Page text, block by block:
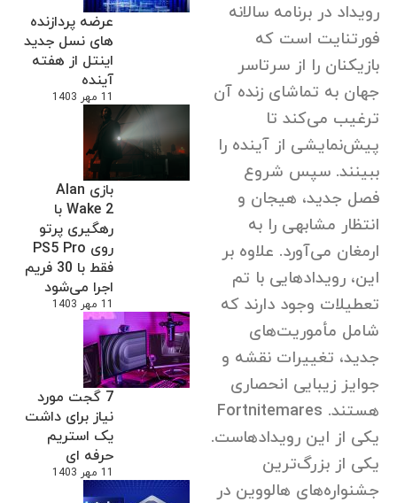
عرضه پردازنده
های نسل جدید
اینتل از هفته
آینده
11 مهر 1403
بازی Alan
Wake 2 با
رهگیری پرتو
روی PS5 Pro
فقط با 30 فریم
اجرا می‌شود
11 مهر 1403
7 گجت مورد
نیاز برای داشت
یک استریم
حرفه ای
11 مهر 1403
رویداد در برنامه سالانه
فورتنایت است که
بازیکنان را از سرتاسر
جهان به تماشای زنده آن
ترغیب می‌کند تا
پیش‌نمایشی از آینده را
ببینند. سپس شروع
فصل جدید، هیجان و
انتظار مشابهی را به
ارمغان می‌آورد. علاوه بر
این، رویدادهایی با تم
تعطیلات وجود دارند که
شامل مأموریت‌های
جدید، تغییرات نقشه و
جوایز زیبایی انحصاری
هستند. Fortnitemares
یکی از این رویدادهاست.
یکی از بزرگ‌ترین
جشنواره‌های هالووین در